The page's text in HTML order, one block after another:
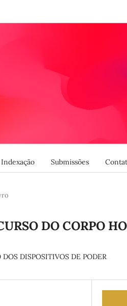
Indexação Submissões
DO CORPO
DISPOSITIVOS DE PODER